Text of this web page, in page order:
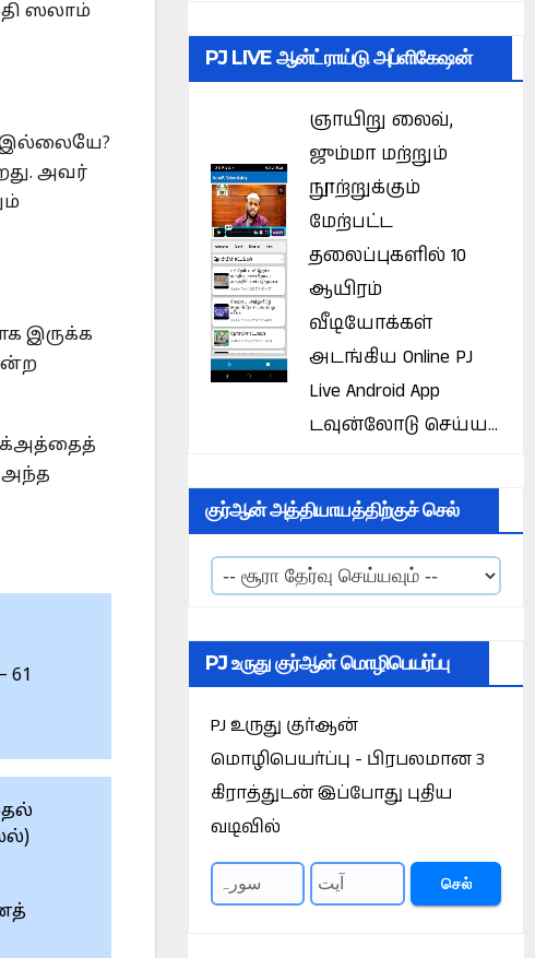
ஸலாம்
இல்லையே?
அவர்
இருக்க
அந்த
PJ LIVE ஆன்ட்ராய்டு அப்ளிகேஷன்
ஞாயிறு லைவ்,
ஜும்மா மற்றும்
நூற்றுக்கும்
மேற்பட்ட
தலைப்புகளில் 10
ஆயிரம்
வீடியோக்கள்
அடங்கிய Online PJ
Live Android App
டவுன்லோடு செய்ய...
குர்ஆன் அத்தியாயத்திற்குச் செல்
PJ உருது குர்ஆன் மொழிபெயர்ப்பு
PJ உருது குர்ஆன்
மொழிபெயர்ப்பு - பிரபலமான 3
கிராத்துடன் இப்போது புதிய
வடிவில்
செல்